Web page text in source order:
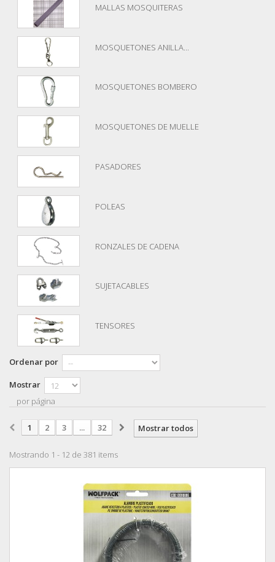
MALLAS MOSQUITERAS
MOSQUETONES ANILLA...
MOSQUETONES BOMBERO
MOSQUETONES DE MUELLE
PASADORES
POLEAS
RONZALES DE CADENA
SUJETACABLES
TENSORES
Ordenar por
Mostrar
por página
Mostrar todos
1 2 3 ... 32
Mostrando 1 - 12 de 381 items